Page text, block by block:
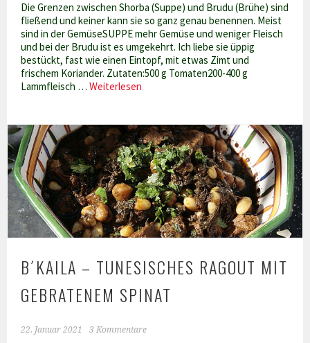
Die Grenzen zwischen Shorba (Suppe) und Brudu (Brühe) sind
fließend und keiner kann sie so ganz genau benennen. Meist
sind in der GemüseSUPPE mehr Gemüse und weniger Fleisch
und bei der Brudu ist es umgekehrt. Ich liebe sie üppig
bestückt, fast wie einen Eintopf, mit etwas Zimt und
frischem Koriander. Zutaten:500 g Tomaten200-400 g
Lammfleisch …Weiterlesen
Lammfleisch
–
Brudu
Alusch
B´KAILA – TUNESISCHES RAGOUT MIT
GEBRATENEM SPINAT
22. Januar 2021 3 Kommentare